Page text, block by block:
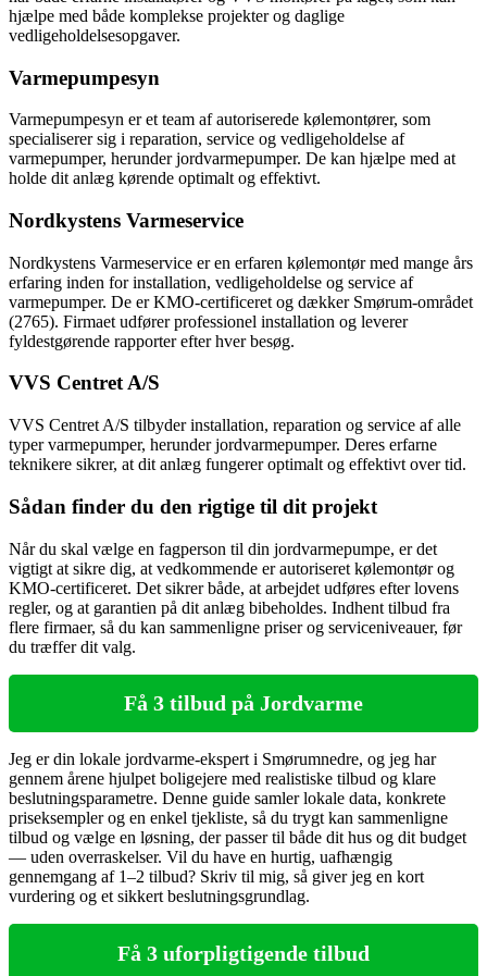
hjælpe med både komplekse projekter og daglige
vedligeholdelsesopgaver.
Varmepumpesyn
Varmepumpesyn er et team af autoriserede kølemontører, som
specialiserer sig i reparation, service og vedligeholdelse af
varmepumper, herunder jordvarmepumper. De kan hjælpe med at
holde dit anlæg kørende optimalt og effektivt.
Nordkystens Varmeservice
Nordkystens Varmeservice er en erfaren kølemontør med mange års
erfaring inden for installation, vedligeholdelse og service af
varmepumper. De er KMO-certificeret og dækker Smørum-området
(2765). Firmaet udfører professionel installation og leverer
fyldestgørende rapporter efter hver besøg.
VVS Centret A/S
VVS Centret A/S tilbyder installation, reparation og service af alle
typer varmepumper, herunder jordvarmepumper. Deres erfarne
teknikere sikrer, at dit anlæg fungerer optimalt og effektivt over tid.
Sådan finder du den rigtige til dit projekt
Når du skal vælge en fagperson til din jordvarmepumpe, er det
vigtigt at sikre dig, at vedkommende er autoriseret kølemontør og
KMO-certificeret. Det sikrer både, at arbejdet udføres efter lovens
regler, og at garantien på dit anlæg bibeholdes. Indhent tilbud fra
flere firmaer, så du kan sammenligne priser og serviceniveauer, før
du træffer dit valg.
Få 3 tilbud på Jordvarme
Jeg er din lokale jordvarme-ekspert i Smørumnedre, og jeg har
gennem årene hjulpet boligejere med realistiske tilbud og klare
beslutningsparametre. Denne guide samler lokale data, konkrete
priseksempler og en enkel tjekliste, så du trygt kan sammenligne
tilbud og vælge en løsning, der passer til både dit hus og dit budget
— uden overraskelser. Vil du have en hurtig, uafhængig
gennemgang af 1–2 tilbud? Skriv til mig, så giver jeg en kort
vurdering og et sikkert beslutningsgrundlag.
Få 3 uforpligtigende tilbud